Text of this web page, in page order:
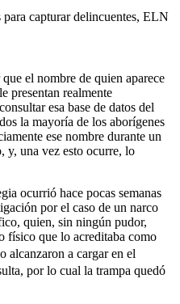
para capturar delincuentes, ELN
el nombre de quien aparece
presentan realmente
esa base de datos del
la mayoría de los aborígenes
ese nombre durante un
y, una vez esto ocurre, lo
ocurrió hace pocas semanas
por el caso de un narco
quien, sin ningún pudor,
físico que lo acreditaba como
alcanzaron a cargar en el
por lo cual la trampa quedó